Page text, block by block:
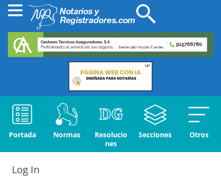
Portada Normas
Resolucio
nes
Secciones Otros
Log In